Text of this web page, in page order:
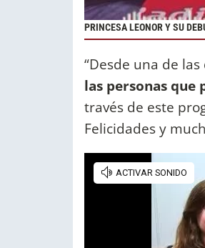
PRINCESA LEONOR Y SU
“Desde una de
las personas que
través de este
Felicidades y